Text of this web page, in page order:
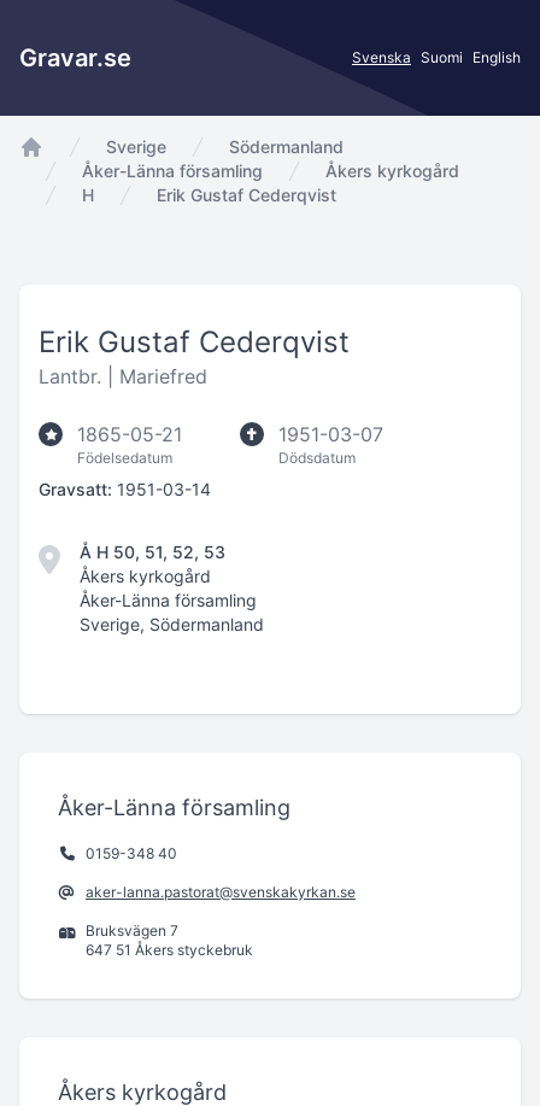
Gravar.se Svenska Suomi English
app.Start
Sverige
Södermanland
Åker-Länna församling
Åkers kyrkogård
H
Erik Gustaf Cederqvist
Erik Gustaf Cederqvist
Lantbr. | Mariefred
1865-05-21
Födelsedatum
1951-03-07
Dödsdatum
Gravsatt: 1951-03-14
Å H 50, 51, 52, 53
Åkers kyrkogård
Åker-Länna församling
Sverige, Södermanland
Åker-Länna församling
0159-348 40
aker-lanna.pastorat@svenskakyrkan.se
Bruksvägen 7
647 51 Åkers styckebruk
Åkers kyrkogård